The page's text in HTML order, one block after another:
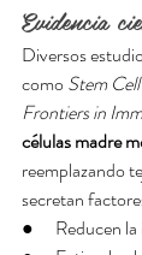
Evidencia
Diversos
como Stem
Frontiers in
células madre
reemplazando
secretan
●